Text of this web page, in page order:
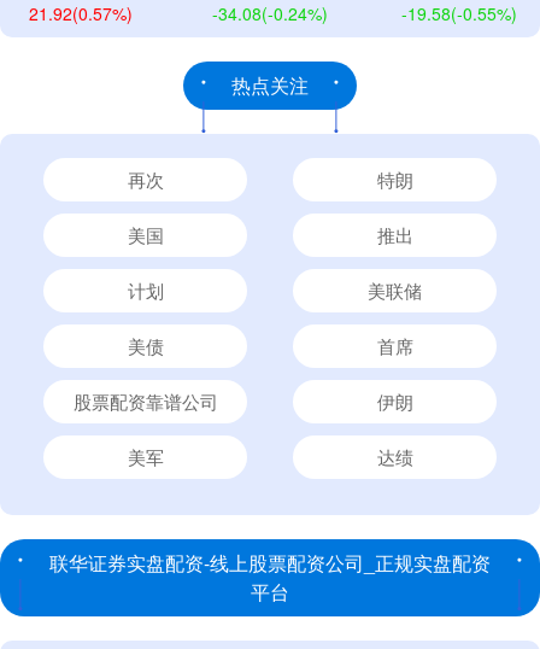
21.92(0.57%) -34.08(-0.24%) -19.58(-0.55%)
热点关注
再次 特朗
美国 推出
计划 美联储
美债 首席
股票配资靠谱公司 伊朗
美军 达绩
联华证券实盘配资-线上股票配资公司_正规实盘配资
平台